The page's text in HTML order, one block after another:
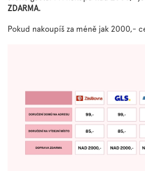
Doplňky
Dárkové
(CZK)
Přihlášení
ZDARMA.
Pokud nakoupíš za méně jak 2000,-